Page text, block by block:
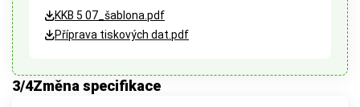
KKB 5 07_šablona.pdf
Příprava tiskových dat.pdf
3/4Změna specifikace